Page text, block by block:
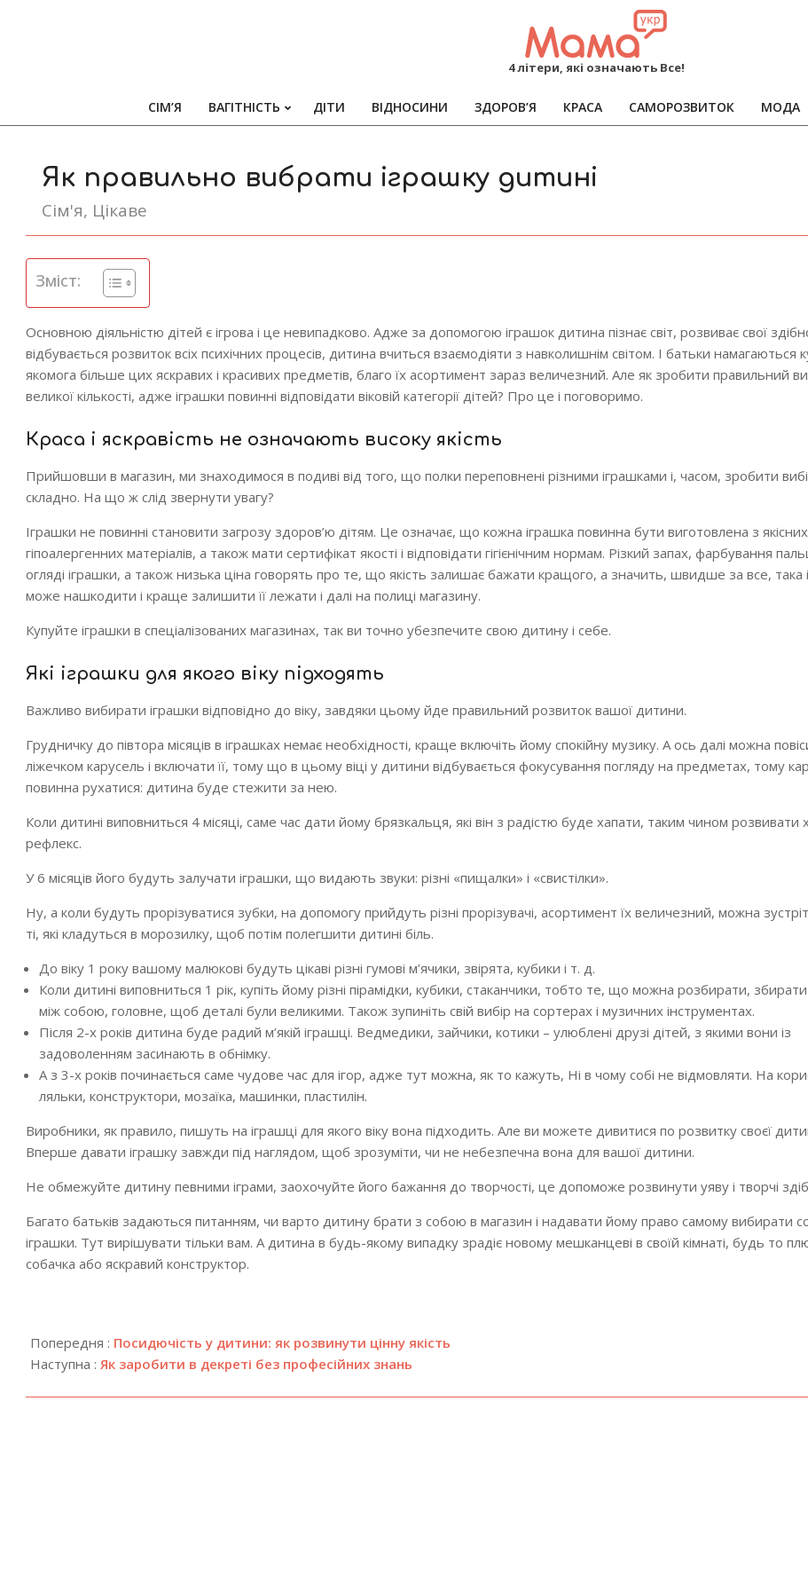
MAMA
4 літери, які означають Все!
Primary
СІМ’Я ВАГІТНІСТЬ ДІТИ ВІДНОСИНИ ЗДОРОВ’Я КРАСА САМОРОЗВИТОК МОДА
Як правильно вибрати іграшку дитині
Сім'я, Цікаве
Зміст:
Основною діяльністю дітей є ігрова і це невипадково. Адже за допомогою іграшок дитина пізнає світ, розвиває свої
відбувається розвиток всіх психічних процесів, дитина вчиться взаємодіяти з навколишнім світом. І батьки намагаються
якомога більше цих яскравих і красивих предметів, благо їх асортимент зараз величезний. Але як зробити правильний
великої кількості, адже іграшки повинні відповідати віковій категорії дітей? Про це і поговоримо.
Краса і яскравість не означають високу якість
Прийшовши в магазин, ми знаходимося в подиві від того, що полки переповнені різними іграшками і, часом, зробити
складно. На що ж слід звернути увагу?
Іграшки не повинні становити загрозу здоров’ю дітям. Це означає, що кожна іграшка повинна бути виготовлена з якісних
гіпоалергенних матеріалів, а також мати сертифікат якості і відповідати гігієнічним нормам. Різкий запах, фарбування
огляді іграшки, а також низька ціна говорять про те, що якість залишає бажати кращого, а значить, швидше за все, така
може нашкодити і краще залишити її лежати і далі на полиці магазину.
Купуйте іграшки в спеціалізованих магазинах, так ви точно убезпечите свою дитину і себе.
Які іграшки для якого віку підходять
Важливо вибирати іграшки відповідно до віку, завдяки цьому йде правильний розвиток вашої дитини.
Грудничку до півтора місяців в іграшках немає необхідності, краще включіть йому спокійну музику. А ось далі можна
ліжечком карусель і включати її, тому що в цьому віці у дитини відбувається фокусування погляду на предметах, тому
повинна рухатися: дитина буде стежити за нею.
Коли дитині виповниться 4 місяці, саме час дати йому брязкальця, які він з радістю буде хапати, таким чином розвивати
рефлекс.
У 6 місяців його будуть залучати іграшки, що видають звуки: різні «пищалки» і «свистілки».
Ну, а коли будуть прорізуватися зубки, на допомогу прийдуть різні прорізувачі, асортимент їх величезний, можна
ті, які кладуться в морозилку, щоб потім полегшити дитині біль.
До віку 1 року вашому малюкові будуть цікаві різні гумові м’ячики, звірята, кубики і т. д.
Коли дитині виповниться 1 рік, купіть йому різні пірамідки, кубики, стаканчики, тобто те, що можна розбирати,
між собою, головне, щоб деталі були великими. Також зупиніть свій вибір на сортерах і музичних інструментах.
Після 2-х років дитина буде радий м’якій іграшці. Ведмедики, зайчики, котики – улюблені друзі дітей, з якими вони із
задоволенням засинають в обнімку.
А з 3-х років починається саме чудове час для ігор, адже тут можна, як то кажуть, Ні в чому собі не відмовляти. На
ляльки, конструктори, мозаїка, машинки, пластилін.
Виробники, як правило, пишуть на іграшці для якого віку вона підходить. Але ви можете дивитися по розвитку своєї
Вперше давати іграшку завжди під наглядом, щоб зрозуміти, чи не небезпечна вона для вашої дитини.
Не обмежуйте дитину певними іграми, заохочуйте його бажання до творчості, це допоможе розвинути уяву і творчі
Багато батьків задаються питанням, чи варто дитину брати з собою в магазин і надавати йому право самому вибирати
іграшки. Тут вирішувати тільки вам. А дитина в будь-якому випадку зрадіє новому мешканцеві в своїй кімнаті, будь то
собачка або яскравий конструктор.
05-
12
Попередня : Посидючість у дитини: як розвинути цінну якість
Наступна : Як заробити в декреті без професійних знань